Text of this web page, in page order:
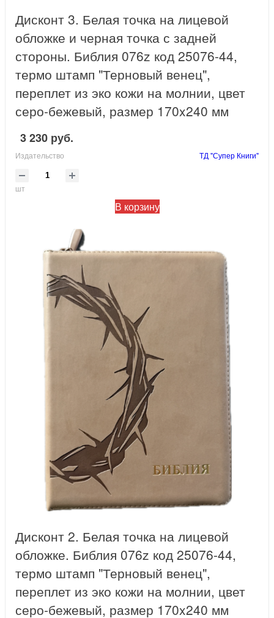
Дисконт 3. Белая точка на лицевой
обложке и черная точка с задней
стороны. Библия 076z код 25076-44,
термо штамп "Терновый венец",
переплет из эко кожи на молнии, цвет
серо-бежевый, размер 170x240 мм
3 230 руб.
Издательство ТД "Супер Книги"
шт
В корзину
Дисконт 2. Белая точка на лицевой
обложке. Библия 076z код 25076-44,
термо штамп "Терновый венец",
переплет из эко кожи на молнии, цвет
серо-бежевый, размер 170x240 мм